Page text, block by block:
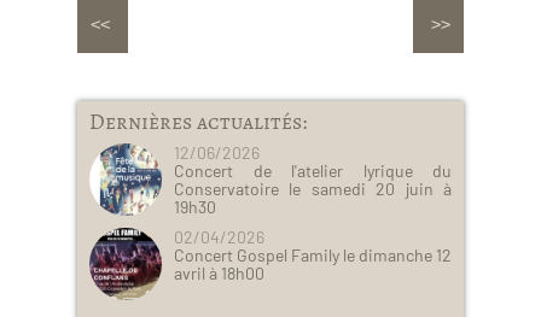
Dernières actualités:
12/06/2026
Concert de l'atelier lyrique du
Conservatoire le samedi 20 juin à
19h30
02/04/2026
Concert Gospel Family le dimanche 12
avril à 18h00